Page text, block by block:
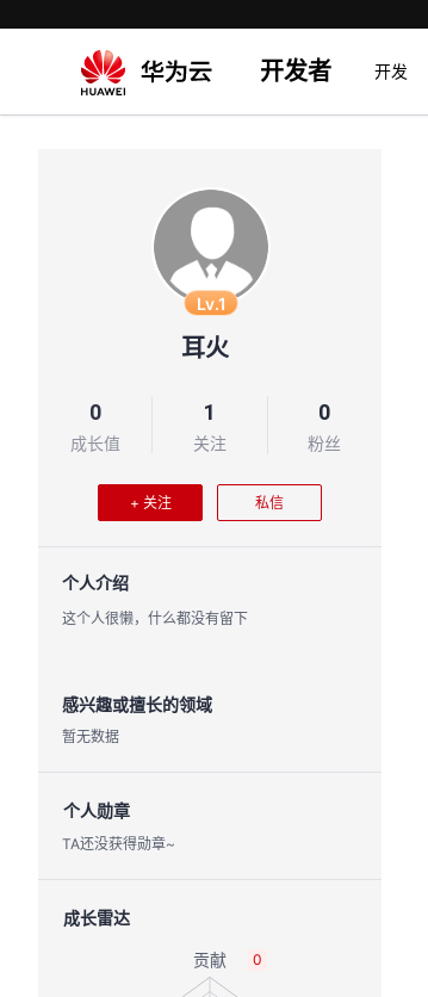
开发者 开发
Lv.1
耳火
0
成长值
1
关注
0
粉丝
+ 关注 私信
个人介绍
这个人很懒，什么都没有留下
感兴趣或擅长的领域
暂无数据
个人勋章
TA还没获得勋章~
成长雷达
0